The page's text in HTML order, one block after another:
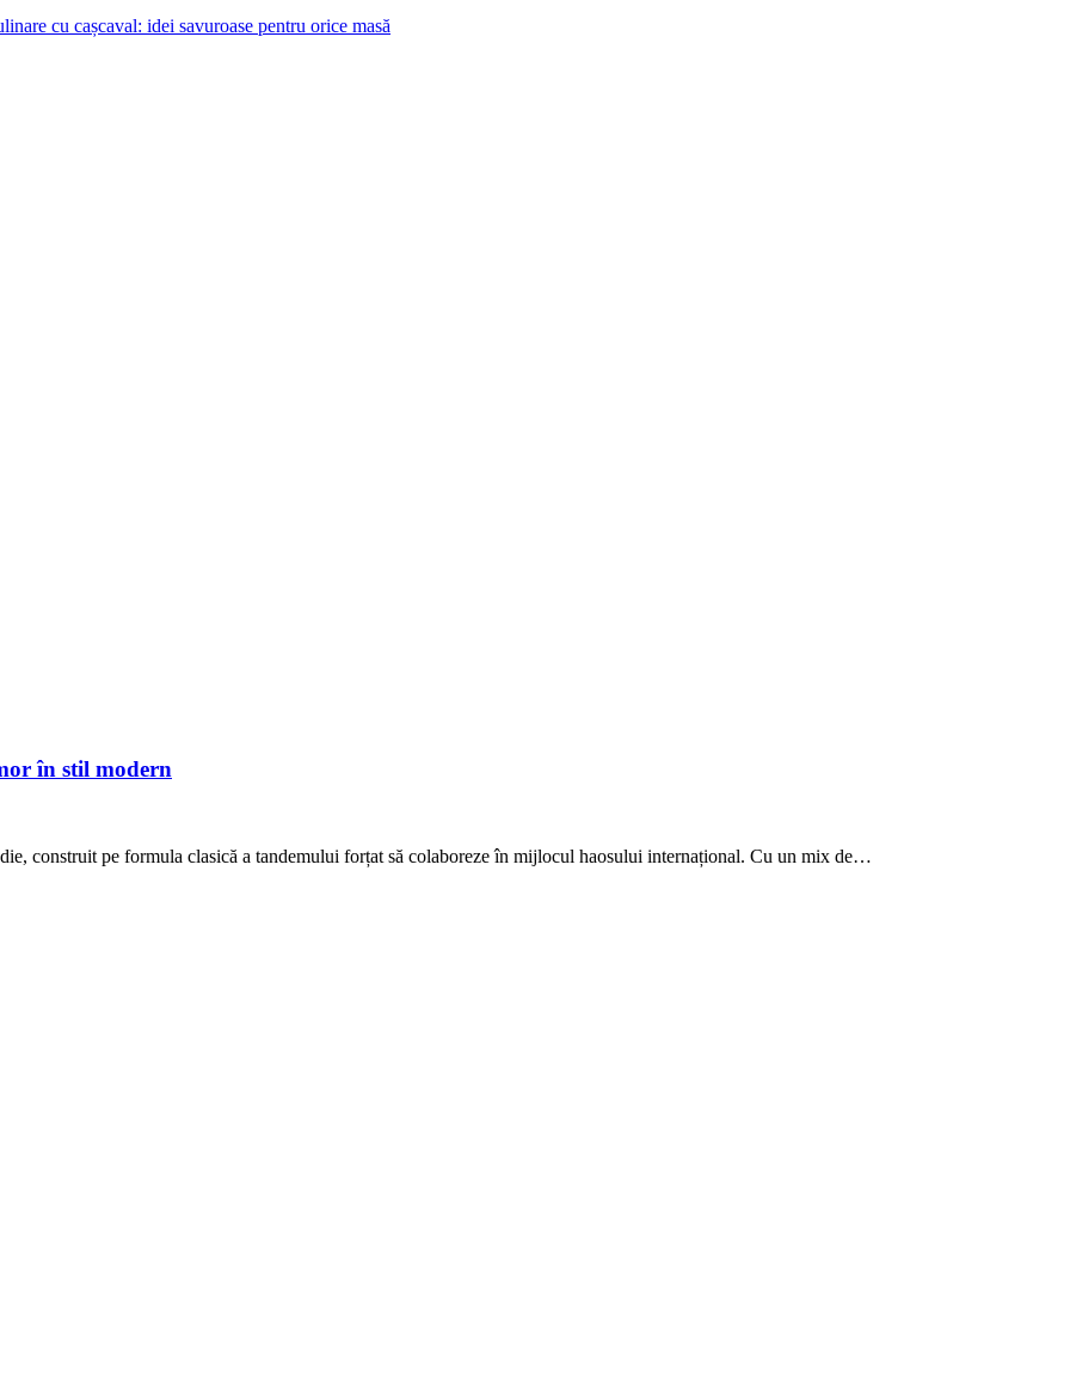
cu cașcaval: idei savuroase pentru orice masă
în stil modern
construit pe formula clasică a tandemului forțat să colaboreze în mijlocul haosului internațional. Cu un mix de…